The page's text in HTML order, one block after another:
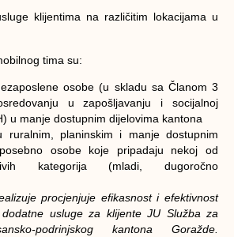
klijentima na različitim lokacijama u
tima su:
osobe (u skladu sa Članom 3
u zapošljavanju i socijalnoj
u manje dostupnim dijelovima kantona
ruralnim, planinskim i manje dostupnim
osobe koje pripadaju nekoj od
kategorija (mladi, dugoročno
procjenjuje efikasnost i efektivnost
usluge za klijente JU Služba za
podrinjskog kantona Goražde.